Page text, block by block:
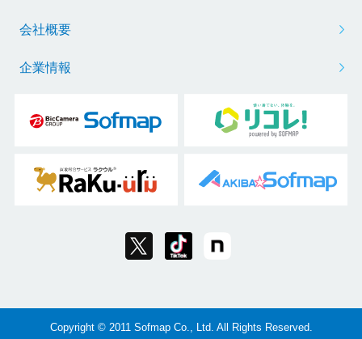
会社概要
企業情報
Copyright © 2011 Sofmap Co., Ltd. All Rights Reserved.